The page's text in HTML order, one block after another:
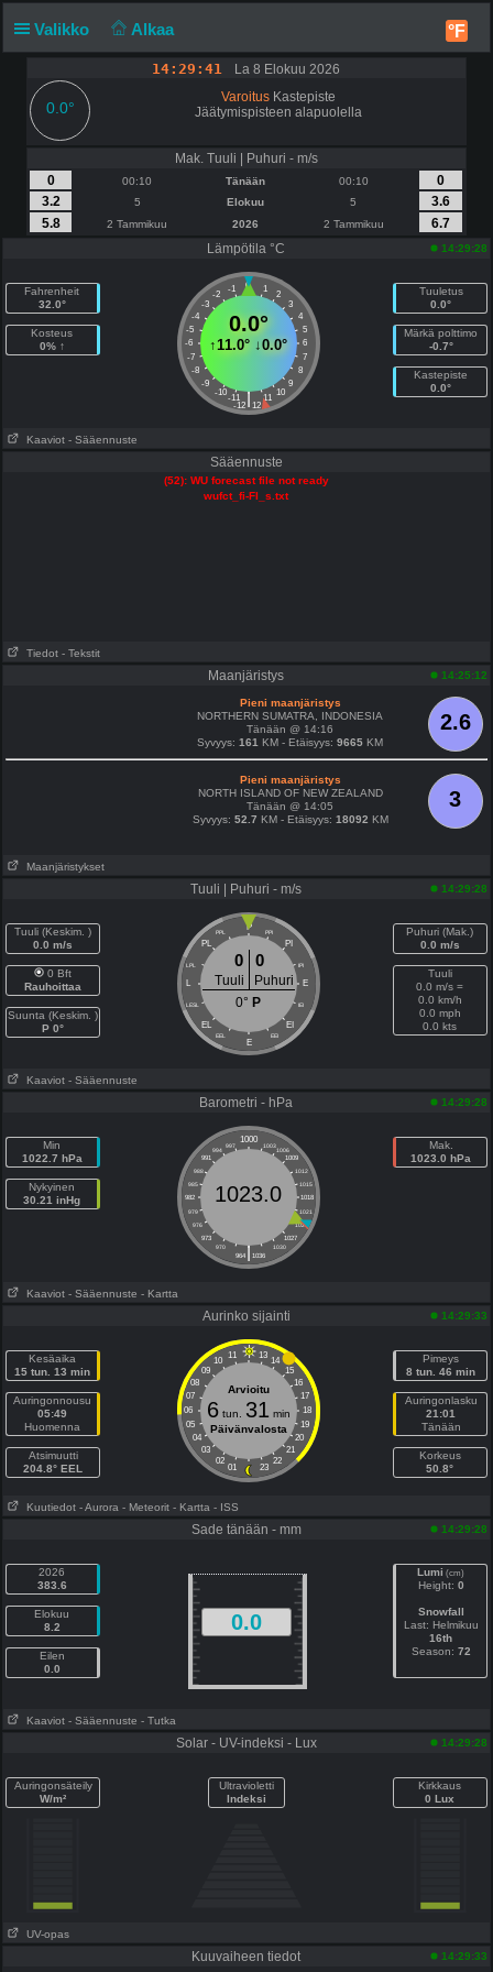
Valikko Alkaa °F
14:29:41 La 8 Elokuu 2026
0.0°
Varoitus Kastepiste
Jäätymispisteen alapuolella
Mak. Tuuli | Puhuri - m/s
0
00:10 Tänään 00:10
0
3.2
5 Elokuu 5
3.6
5.8
2 Tammikuu 2026 2 Tammikuu
6.7
Lämpötila °C
14:29:28
Fahrenheit
32.0°
Kosteus
0% ↑
0
-1 1
-2
2
-3
3
-4
4
-5
5
-6
6
-7
7
-8
8
-9
9
-10
10
-11 11
|
-12 12
0.0°
↑11.0° ↓0.0°
Tuuletus
0.0°
Märkä polttimo
-0.7°
Kastepiste
0.0°
Kaaviot - Sääennuste
Sääennuste
(52): WU forecast file not ready
wufct_fi-FI_s.txt
Tiedot - Tekstit
Maanjäristys 14:25:12
2.6
Pieni maanjäristys
NORTHERN SUMATRA, INDONESIA
Tänään @ 14:16
Syvyys:161 KM - Etäisyys:9665 KM
3
Pieni maanjäristys
NORTH ISLAND OF NEW ZEALAND
Tänään @ 14:05
Syvyys: 52.7 KM - Etäisyys: 18092 KM
Maanjäristykset
Tuuli | Puhuri - m/s 14:29:28
Tuuli (Keskim. )
0.0 m/s
0 Bft
Rauhoittaa
Suunta (Keskim. )
P 0°
P
PPL PPI
PL PI
LPL IPI
L E
LESL IEI
EL EI
EEL EEI
E
0 0
Tuuli
Puhuri
0° P
Puhuri (Mak.)
0.0 m/s
Tuuli
0.0 m/s =
0.0 km/h
0.0 mph
0.0 kts
Kaaviot - Sääennuste
Barometri - hPa 14:29:28
Min
1022.7 hPa
Nykyinen
30.21 inHg
1000
997 1003
994
1006
991
1009
988
1012
985
1015
982
1018
979
1021
976
1024
973
1027
970
1030
|
964 1036
1023.0
Mak.
1023.0 hPa
Kaaviot - Sääennuste - Kartta
Aurinko sijainti 14:29:33
Kesäaika
15 tun. 13 min
Auringonnousu
05:49
Huomenna
Atsimuutti
204.8° EEL
11 13
10
14
09
15
08
16
07
17
06
18
05
19
04
20
03
21
02
22
01 23
Arvioitu
6tun. 31 min
Päivänvalosta
Pimeys
8 tun. 46 min
Auringonlasku
21:01
Tänään
Korkeus
50.8°
Kuutiedot - Aurora - Meteorit - Kartta - ISS
Sade tänään - mm 14:29:28
2026
383.6
Elokuu
8.2
Eilen
0.0
0.0
Lumi (cm)
Height: 0
Snowfall
Last: Helmikuu
16th
Season: 72
Kaaviot - Sääennuste - Tutka
Solar - UV-indeksi - Lux 14:29:28
Auringonsäteily
W/m²
Ultravioletti
Indeksi
Kirkkaus
0 Lux
UV-opas
Kuuvaiheen tiedot 14:29:33